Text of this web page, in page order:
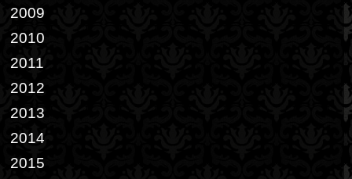
2009
2010
2011
2012
2013
2014
2015